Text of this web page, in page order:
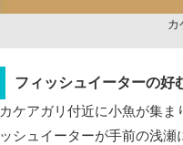
カ
フィッシュイーターの好
カケアガリ付近に小魚が集
ッシュイーターが手前の浅瀬